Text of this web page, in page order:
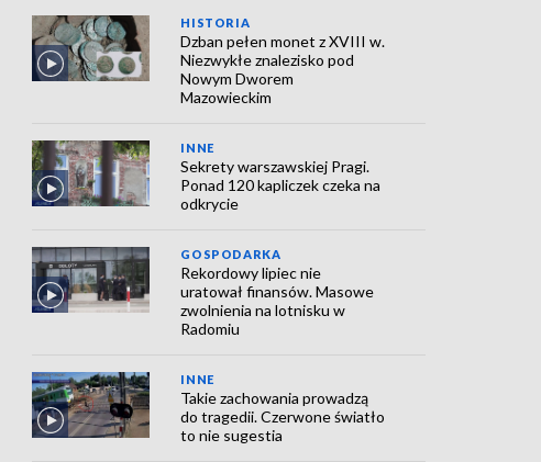
HISTORIA
Dzban pełen monet z XVIII w.
Niezwykłe znalezisko pod
Nowym Dworem
Mazowieckim
INNE
Sekrety warszawskiej Pragi.
Ponad 120 kapliczek czeka na
odkrycie
GOSPODARKA
Rekordowy lipiec nie
uratował finansów. Masowe
zwolnienia na lotnisku w
Radomiu
INNE
Takie zachowania prowadzą
do tragedii. Czerwone światło
to nie sugestia